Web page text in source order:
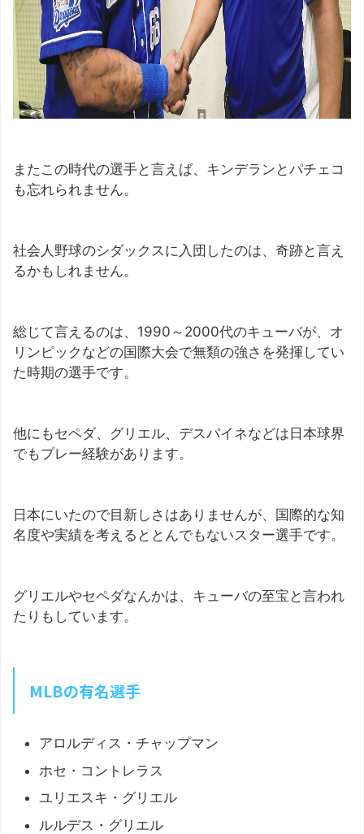
またこの時代の選手と言えば、キンデランとパチェコ
も忘れられません。
社会人野球のシダックスに入団したのは、奇跡と言え
るかもしれません。
総じて言えるのは、1990～2000代のキューバが、オ
リンピックなどの国際大会で無類の強さを発揮してい
た時期の選手です。
他にもセペダ、グリエル、デスパイネなどは日本球界
でもプレー経験があります。
日本にいたので目新しさはありませんが、国際的な知
名度や実績を考えるととんでもないスター選手です。
グリエルやセペダなんかは、キューバの至宝と言われ
たりもしています。
MLBの有名選手
アロルディス・チャップマン
ホセ・コントレラス
ユリエスキ・グリエル
ルルデス・グリエル